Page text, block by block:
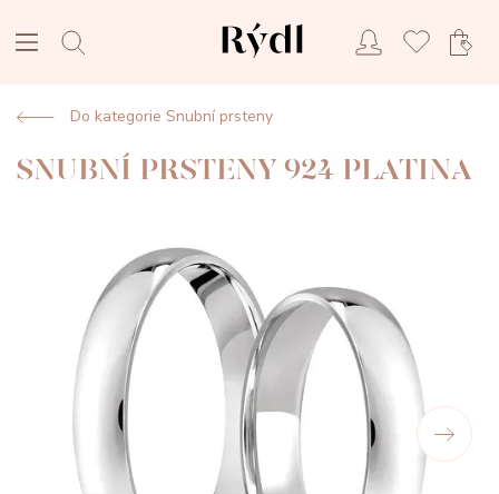
Do kategorie Snubní prsteny
SNUBNÍ PRSTENY 924 PLATINA